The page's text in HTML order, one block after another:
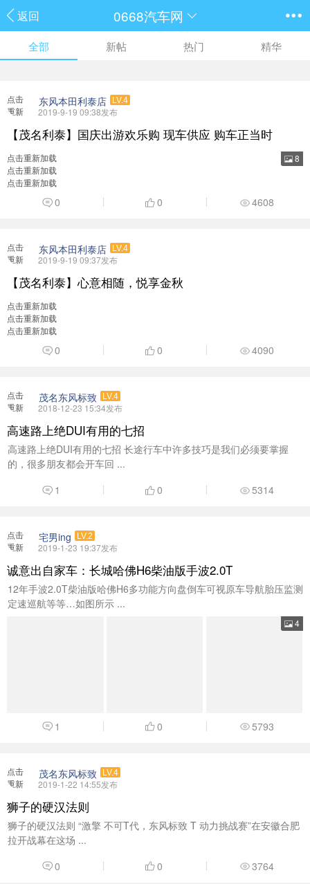
返回 0668汽车网
全部 新帖 热门 精华
点击
重新
东风本田利泰店 LV.4
2019-9-19 09:38发布
【茂名利泰】国庆出游欢乐购 现车供应 购车正当时
8
点击重新加载
点击重新加载
点击重新加载
0 0 4608
点击
重新
东风本田利泰店 LV.4
2019-9-19 09:37发布
【茂名利泰】心意相随，悦享金秋
点击重新加载
点击重新加载
点击重新加载
0 0 4090
点击
重新
茂名东风标致 LV.4
2018-12-23 15:34发布
高速路上绝DUI有用的七招
高速路上绝DUI有用的七招 长途行车中许多技巧是我们必须要掌握
的，很多朋友都会开车回 ...
1
0 5314
点击
重新
宅男ing LV.2
2019-1-23 19:37发布
诚意出自家车：长城哈佛H6柴油版手波2.0T
12年手波2.0T柴油版哈佛H6多功能方向盘倒车可视原车导航胎压监测
定速巡航等等…如图所示 ...
4
1 0 5793
点击
重新
茂名东风标致 LV.4
2019-1-22 14:55发布
狮子的硬汉法则
狮子的硬汉法则 “激擎 不可T代，东风标致 T 动力挑战赛”在安徽合肥
拉开战幕在这场 ...
0
0 3764